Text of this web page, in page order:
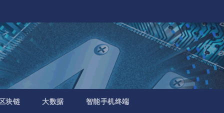
块链 大数据 智能手机终端